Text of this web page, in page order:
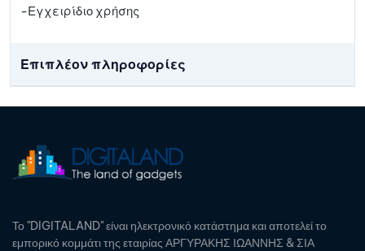
-Εγχειρίδιο χρήσης
Επιπλέον πληροφορίες
Το "DIGITALAND" είναι ηλεκτρονικό κατάστημα και αποτελεί το
εμπορικό κομμάτι της εταιρίας ΑΡΓΥΡΑΚΗΣ ΙΩΑΝΝΗΣ & ΣΙΑ